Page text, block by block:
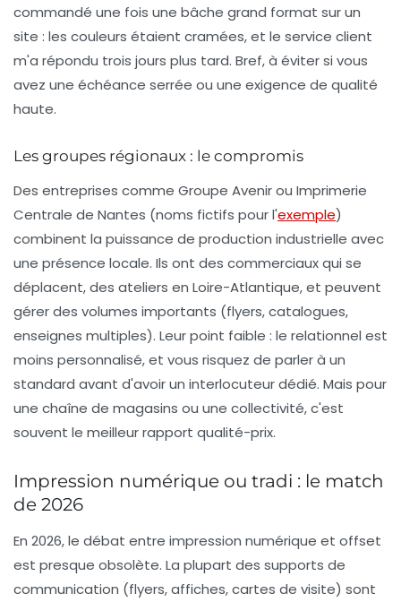
commandé une fois une bâche grand format sur un
site : les couleurs étaient cramées, et le service client
m'a répondu trois jours plus tard. Bref, à éviter si vous
avez une échéance serrée ou une exigence de qualité
haute.
Les groupes régionaux : le compromis
Des entreprises comme Groupe Avenirou Imprimerie
Centrale de Nantes (noms fictifs pour l'exemple)
combinent la puissance de production industrielle avec
une présence locale. Ils ont des commerciaux qui se
déplacent, des ateliers en Loire-Atlantique, et peuvent
gérer des volumes importants (flyers, catalogues,
enseignes multiples). Leur point faible : le relationnel est
moins personnalisé, et vous risquez de parler à un
standard avant d'avoir un interlocuteur dédié. Mais pour
une chaîne de magasins ou une collectivité, c'est
souvent le meilleur rapport qualité-prix.
Impression numérique ou tradi : le match
de 2026
En 2026, le débat entre impression numérique et offset
est presque obsolète. La plupart des supports de
communication (flyers, affiches, cartes de visite) sont